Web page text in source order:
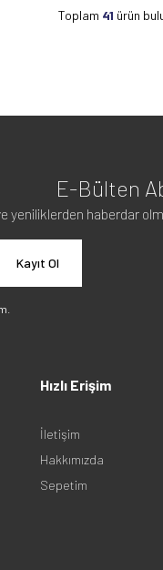
Toplam 41 ürün
E-Bülten
yeniliklerden haberdar
Kayıt Ol
Hızlı Erişim
İletişim
Hakkımızda
Sepetim